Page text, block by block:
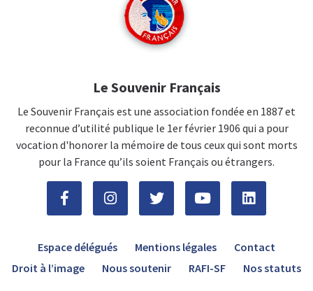
Le Souvenir Français
Le Souvenir Français est une association fondée en 1887 et
reconnue d’utilité publique le 1er février 1906 qui a pour
vocation d'honorer la mémoire de tous ceux qui sont morts
pour la France qu’ils soient Français ou étrangers.
Espace délégués Mentions légales
Contact
Droit à l’image
Nous soutenir RAFI-SF Nos statuts